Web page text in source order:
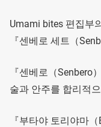
Umami bites 편집부
『센베로 세트（
『센베로（Senbero
술과 안주를 합리적
『부타야 토리야마